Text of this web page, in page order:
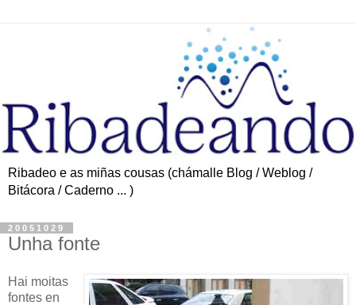
Ribadeo e as miñas cousas (chámalle Blog / Weblog /
Bitácora / Caderno ... )
20051029
Unha fonte
Hai moitas
fontes en